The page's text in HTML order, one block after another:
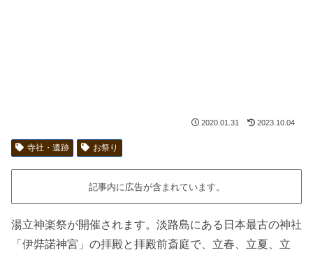
2020.01.31 2023.10.04
寺社・遺跡 お祭り
記事内に広告が含まれています。
湯立神楽祭が開催されます。淡路島にある日本最古の神社
「伊弉諾神宮」の拝殿と拝殿前斎庭で、立春、立夏、立